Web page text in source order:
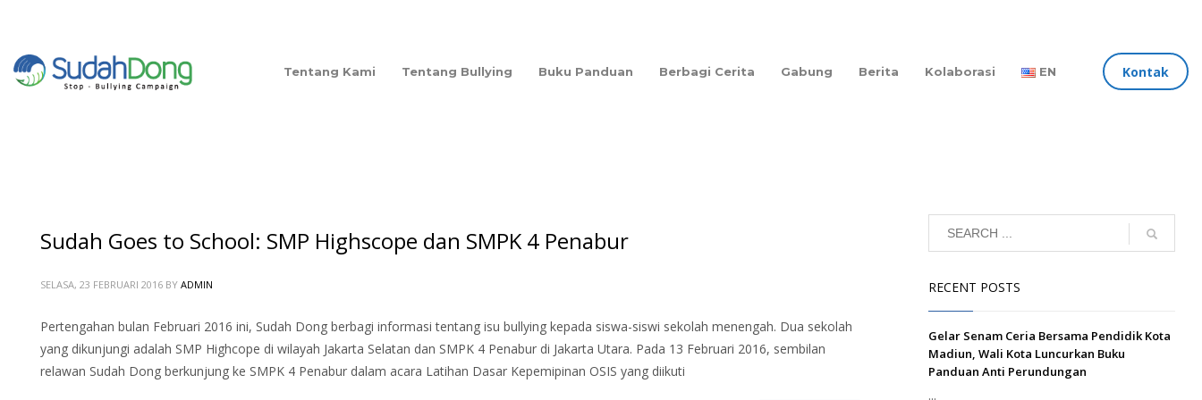
Tentang Kami Tentang Bullying Buku Panduan Berbagi Cerita Gabung Berita Kolaborasi EN Kontak
Sudah Goes to School: SMP Highscope dan SMPK 4 Penabur
SELASA, 23 FEBRUARI 2016 BY ADMIN
Pertengahan bulan Februari 2016 ini, Sudah Dong berbagi informasi tentang isu bullying kepada siswa-siswi sekolah menengah. Dua sekolah
yang dikunjungi adalah SMP Highcope di wilayah Jakarta Selatan dan SMPK 4 Penabur di Jakarta Utara. Pada 13 Februari 2016, sembilan
relawan Sudah Dong berkunjung ke SMPK 4 Penabur dalam acara Latihan Dasar Kepemipinan OSIS yang diikuti
RECENT POSTS
Gelar Senam Ceria Bersama Pendidik Kota
Madiun, Wali Kota Luncurkan Buku
Panduan Anti Perundungan
...